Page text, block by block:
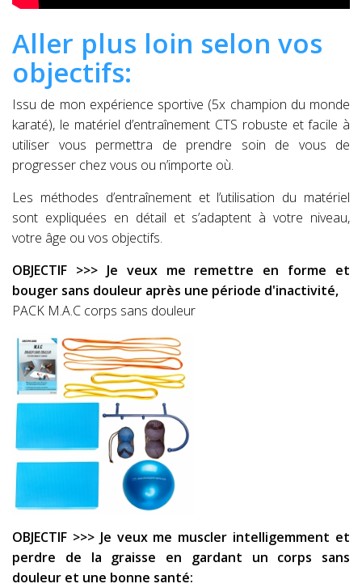
Aller plus loin selon vos
objectifs:
Issu de mon expérience sportive (5x champion du monde
karaté), le matériel d’entraînement CTS robuste et facile à
utiliser vous permettra de prendre soin de vous de
progresser chez vous ou n’importe où.
Les méthodes d’entraînement et l’utilisation du matériel
sont expliquées en détail et s’adaptent à votre niveau,
votre âge ou vos objectifs.
OBJECTIF >>> Je veux me remettre en forme et
bouger sans douleur après une période d'inactivité,
PACK M.A.C corps sans douleur
OBJECTIF >>> Je veux me muscler intelligemment et
perdre de la graisse en gardant un corps sans
douleur et une bonne santé: